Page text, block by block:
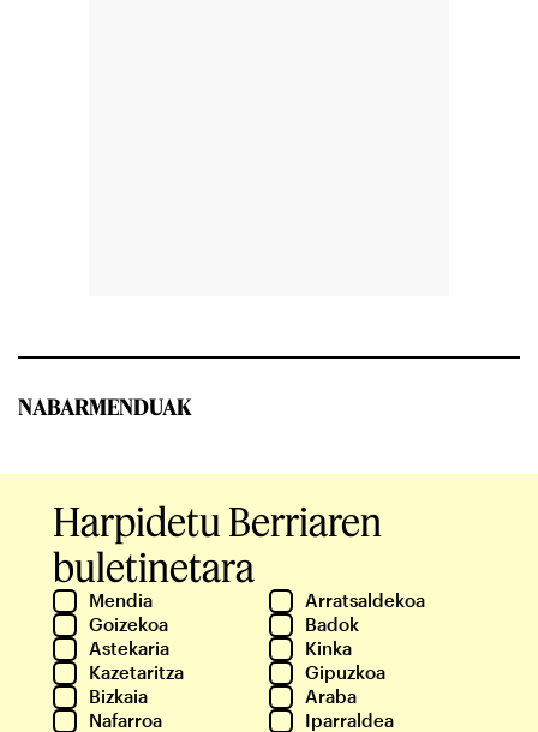
NABARMENDUAK
Harpidetu Berriaren
buletinetara
Mendia
Arratsaldekoa
Goizekoa
Badok
Astekaria
Kinka
Kazetaritza
Gipuzkoa
Bizkaia
Araba
Nafarroa
Iparraldea